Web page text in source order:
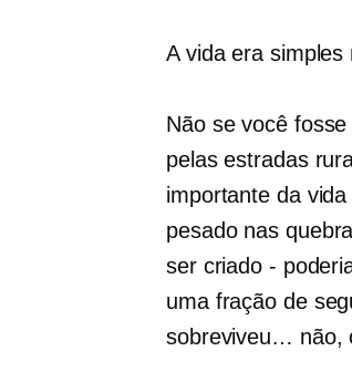
A vida era
Não se você
pelas estradas
importante da
pesado nas
ser criado -
uma fração de
sobreviveu… não,